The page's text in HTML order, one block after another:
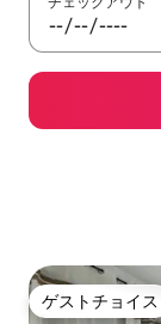
ゲストチョイス
ゲストチョイス